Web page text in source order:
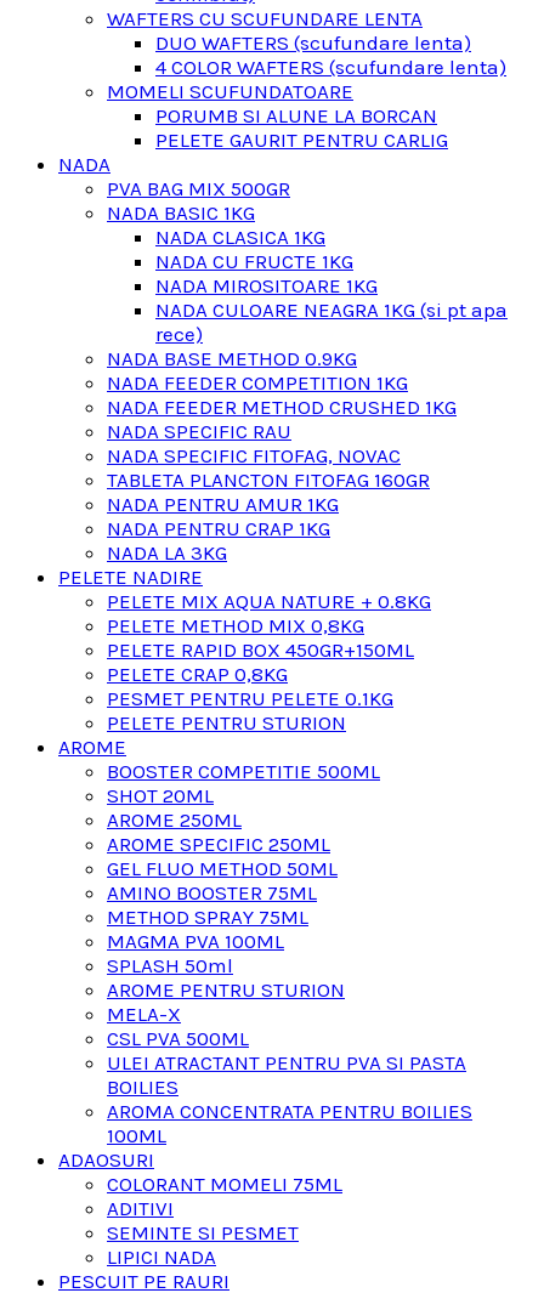
WAFTERS CU SCUFUNDARE LENTA
DUO WAFTERS (scufundare lenta)
4 COLOR WAFTERS (scufundare lenta)
MOMELI SCUFUNDATOARE
PORUMB SI ALUNE LA BORCAN
PELETE GAURIT PENTRU CARLIG
NADA
PVA BAG MIX 500GR
NADA BASIC 1KG
NADA CLASICA 1KG
NADA CU FRUCTE 1KG
NADA MIROSITOARE 1KG
NADA CULOARE NEAGRA 1KG (si pt apa
rece)
NADA BASE METHOD 0.9KG
NADA FEEDER COMPETITION 1KG
NADA FEEDER METHOD CRUSHED 1KG
NADA SPECIFIC RAU
NADA SPECIFIC FITOFAG, NOVAC
TABLETA PLANCTON FITOFAG 160GR
NADA PENTRU AMUR 1KG
NADA PENTRU CRAP 1KG
NADA LA 3KG
PELETE NADIRE
PELETE MIX AQUA NATURE + 0.8KG
PELETE METHOD MIX 0,8KG
PELETE RAPID BOX 450GR+150ML
PELETE CRAP 0,8KG
PESMET PENTRU PELETE 0.1KG
PELETE PENTRU STURION
AROME
BOOSTER COMPETITIE 500ML
SHOT 20ML
AROME 250ML
AROME SPECIFIC 250ML
GEL FLUO METHOD 50ML
AMINO BOOSTER 75ML
METHOD SPRAY 75ML
MAGMA PVA 100ML
SPLASH 50ml
AROME PENTRU STURION
MELA-X
CSL PVA 500ML
ULEI ATRACTANT PENTRU PVA SI PASTA
BOILIES
AROMA CONCENTRATA PENTRU BOILIES
100ML
ADAOSURI
COLORANT MOMELI 75ML
ADITIVI
SEMINTE SI PESMET
LIPICI NADA
PESCUIT PE RAURI